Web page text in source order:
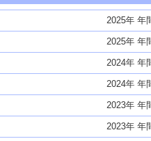
2025年 年
2025年 年
2024年 年
2024年 年
2023年 年
2023年 年